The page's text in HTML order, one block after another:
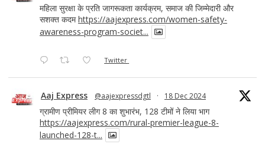
महिला सुरक्षा के प्रति जागरूकता कार्यक्रम, समाज की जिम्मेदारी और
सशक्त कदमhttps://aajexpress.com/women-safety-
awareness-program-societ...
Twitter
Aaj Express @aajexpressdgtl · 18 Dec 2024
ग्रामीण प्रीमियर लीग 8 का शुभारंभ, 128 टीमों ने लिया भाग
https://aajexpress.com/rural-premier-league-8-
launched-128-t...